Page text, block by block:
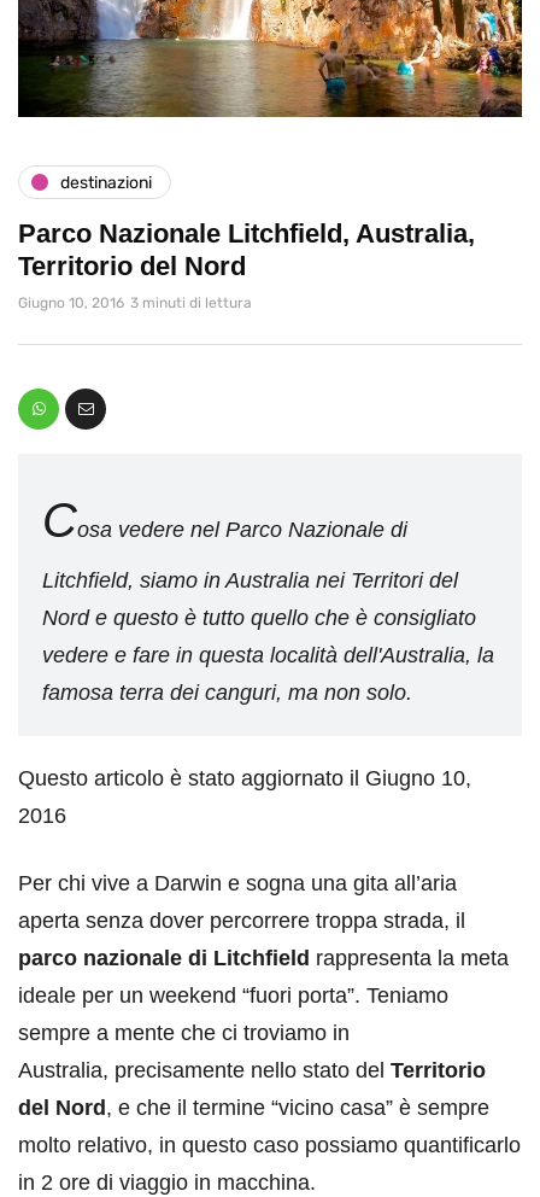
destinazioni
Parco Nazionale Litchfield, Australia,
Territorio del Nord
Giugno 10, 2016 3 minuti di lettura
Cosa vedere nel Parco Nazionale di
Litchfield, siamo in Australia nei Territori del
Nord e questo è tutto quello che è consigliato
vedere e fare in questa località dell'Australia, la
famosa terra dei canguri, ma non solo.
Questo articolo è stato aggiornato il Giugno 10,
2016
Per chi vive a Darwin e sogna una gita all’aria
aperta senza dover percorrere troppa strada, il
parco nazionale di Litchfield rappresenta la meta
ideale per un weekend “fuori porta”. Teniamo
sempre a mente che ci troviamo in
Australia, precisamente nello stato del Territorio
del Nord , e che il termine “vicino casa” è sempre
molto relativo, in questo caso possiamo quantificarlo
in 2 ore di viaggio in macchina.